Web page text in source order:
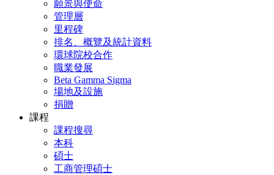
願景與使命
管理層
里程碑
排名、概覽及統計資料
環球院校合作
職業發展
Beta Gamma Sigma
場地及設施
捐贈
課程
課程搜尋
本科
碩士
工商管理碩士